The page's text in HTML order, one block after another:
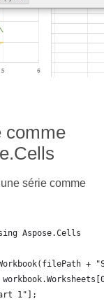
comme
série comme
Aspose.Cells
+
1"];